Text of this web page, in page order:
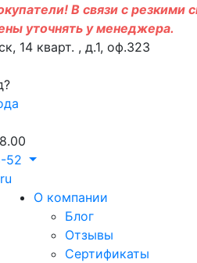
В связи с резкими
уточнять у менеджера.
14 кварт. , д.1, оф.323
52
О компании
Блог
Отзывы
Сертификаты